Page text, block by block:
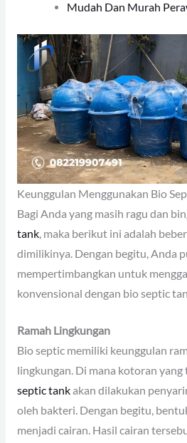
Mudah Dan Murah
Keunggulan Menggunakan Bio
Bagi Anda yang masih ragu dan
tank, maka berikut ini adalah
dimilikinya. Dengan begitu, Anda
mempertimbangkan untuk
konvensional dengan bio septic
Ramah Lingkungan
Bio septic memiliki keunggulan
lingkungan. Di mana kotoran
septic tankakan dilakukan
oleh bakteri. Dengan begitu,
menjadi cairan. Hasil cairan